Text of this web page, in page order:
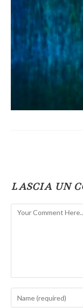
LASCIA UN